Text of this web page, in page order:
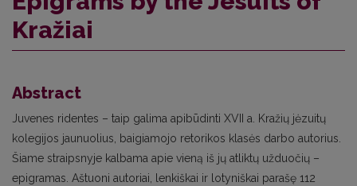
Kražiai
Abstract
Juvenes ridentes – taip galima apibūdinti XVII a. Kražių jėzuitų
kolegijos jaunuolius, baigiamojo retorikos klasės darbo autorius.
Šiame straipsnyje kalbama apie vieną iš jų atliktų užduočių –
epigramas. Aštuoni autoriai, lenkiškai ir lotyniškai parašę 112